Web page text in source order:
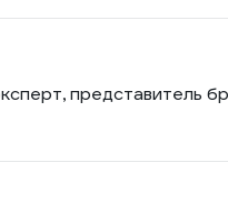
представитель